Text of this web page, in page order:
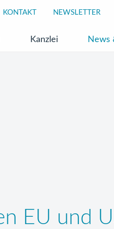
KONTAKT NEWSLETTER
Kanzlei News
EU und